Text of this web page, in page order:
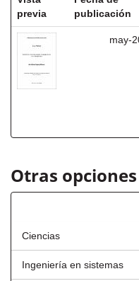
previa
publicación
may-
Otras
Ciencias
Ingeniería en sistemas